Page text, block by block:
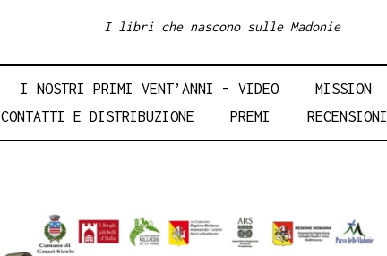
I libri che nascono sulle Madonie
I NOSTRI PRIMI VENT’ANNI – VIDEO MISSION
CONTATTI E DISTRIBUZIONE
PREMI RECENSIONI